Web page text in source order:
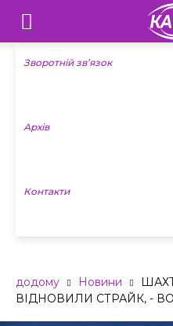
Телебачення
«Капрі»
Новини
Зворотній зв’язок
Архів
Контакти
додому Новини
ВІДНОВИЛИ СТРАЙК, -